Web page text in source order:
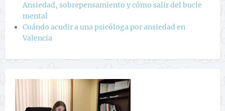
Ansiedad, sobrepensamiento y cómo salir del bucle
mental
Cuándo acudir a una psicóloga por ansiedad en
Valencia